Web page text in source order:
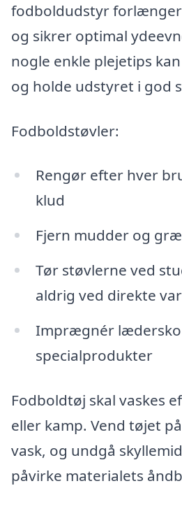
fodboldudstyr
og sikrer optimal
nogle enkle plejetips
og holde udstyret i god
Fodboldstøvler:
Rengør efter hver
klud
Fjern mudder og
Tør støvlerne ved
aldrig ved direkte
Imprægnér
specialprodukter
Fodboldtøj skal vaskes
eller kamp. Vend tøjet
vask, og undgå
påvirke materialets